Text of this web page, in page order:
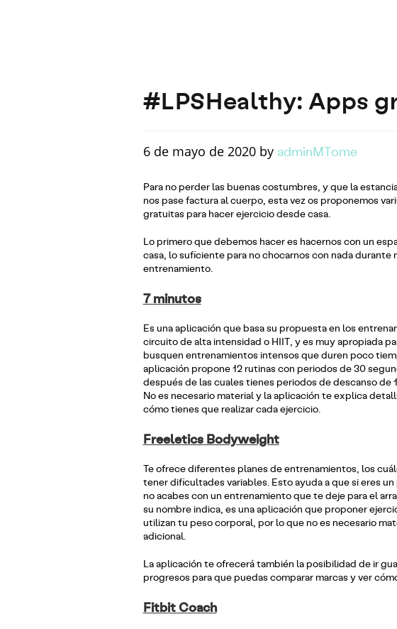
#LPSHealthy: Apps
6 de mayo de 2020 by adminMTome
Para no perder las buenas costumbres, y que la
nos pase factura al cuerpo, esta vez os proponemos
gratuitas para hacer ejercicio desde casa.
Lo primero que debemos hacer es hacernos con un
casa, lo suficiente para no chocarnos con nada durante
entrenamiento.
7 minutos
Es una aplicación que basa su propuesta en los
circuito de alta intensidad o HIIT, y es muy apropiada
busquen entrenamientos intensos que duren poco
aplicación propone 12 rutinas con periodos de 30
después de las cuales tienes periodos de descanso de
No es necesario material y la aplicación te explica
cómo tienes que realizar cada ejercicio.
Freeletics Bodyweight
Te ofrece diferentes planes de entrenamientos, los
tener dificultades variables. Esto ayuda a que si eres
no acabes con un entrenamiento que te deje para el
su nombre indica, es una aplicación que proponer
utilizan tu peso corporal, por lo que no es necesario
adicional.
La aplicación te ofrecerá también la posibilidad de ir
progresos para que puedas comparar marcas y ver
Fitbit Coach